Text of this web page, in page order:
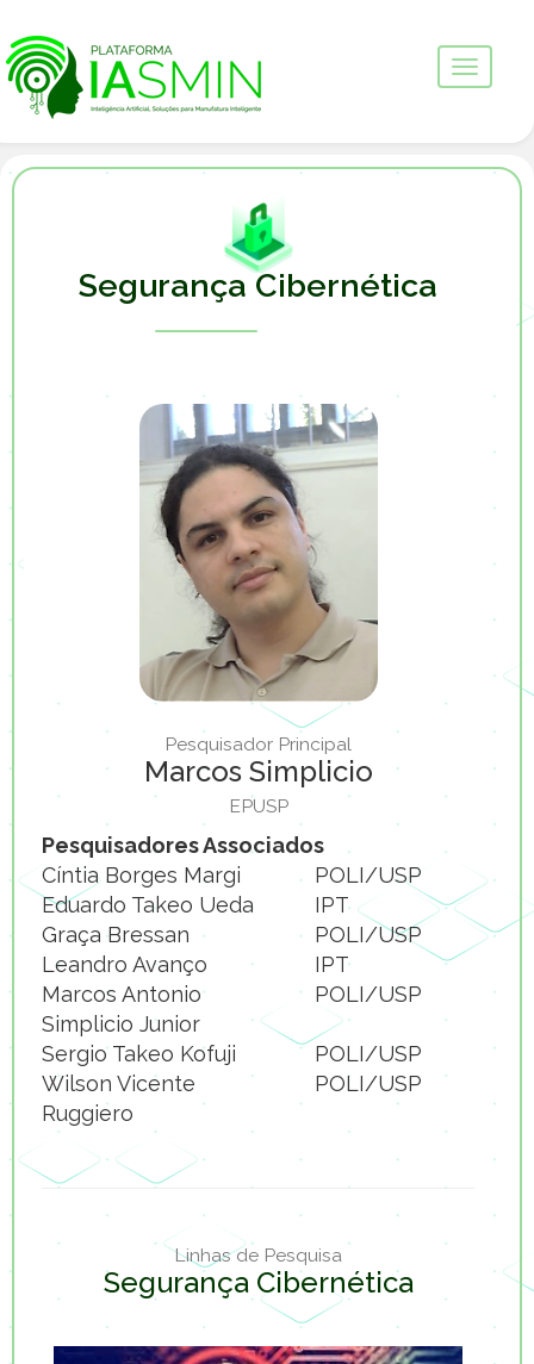
Segurança Cibernética
Pesquisador Principal
Marcos Simplicio
EPUSP
Pesquisadores Associados
Cíntia Borges Margi
POLI/USP
Eduardo Takeo Ueda
IPT
Graça Bressan
POLI/USP
Leandro Avanço
IPT
Marcos Antonio
Simplicio Junior
POLI/USP
Sergio Takeo Kofuji
POLI/USP
Wilson Vicente
Ruggiero
POLI/USP
Linhas de Pesquisa
Segurança Cibernética